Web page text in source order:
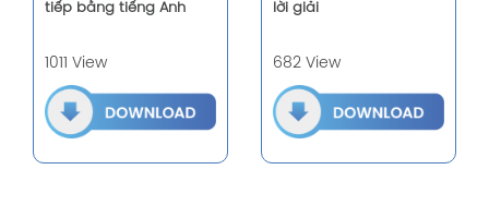
tiếp bằng tiếng Anh
1011 View
lời giải
682 View